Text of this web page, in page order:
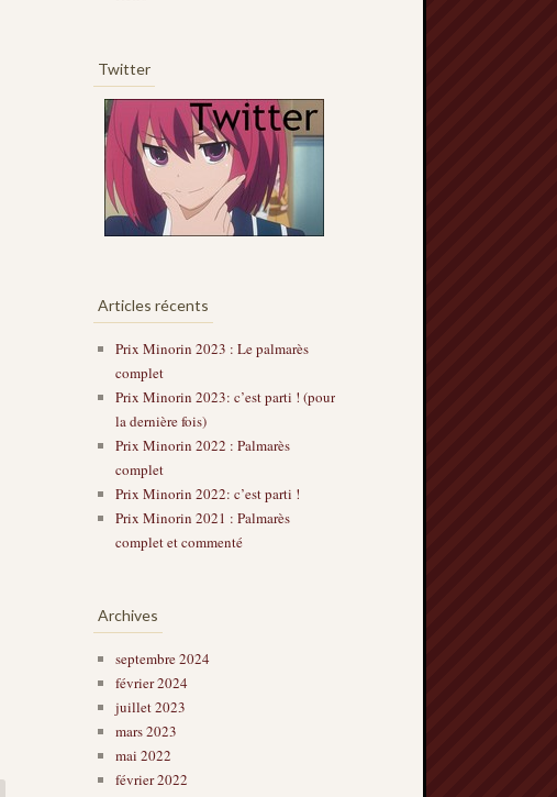
Twitter
Articles récents
Prix Minorin 2023 : Le palmarès
complet
Prix Minorin 2023: c’est parti ! (pour
la dernière fois)
Prix Minorin 2022 : Palmarès
complet
Prix Minorin 2022: c’est parti !
Prix Minorin 2021 : Palmarès
complet et commenté
Archives
septembre 2024
février 2024
juillet 2023
mars 2023
mai 2022
février 2022